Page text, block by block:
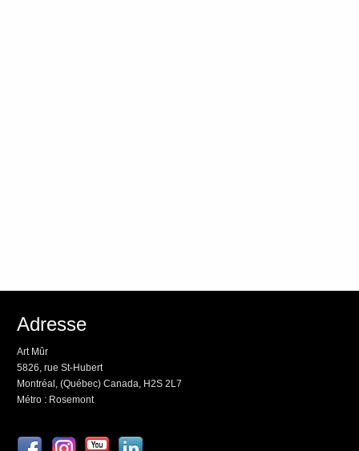
Adresse
Art Mûr
5826, rue St-Hubert
Montréal, (Québec) Canada, H2S 2L7
Métro : Rosemont